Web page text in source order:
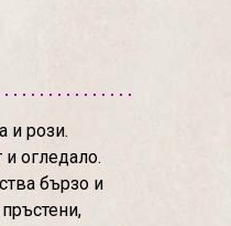
и рози.
огледало.
бързо и